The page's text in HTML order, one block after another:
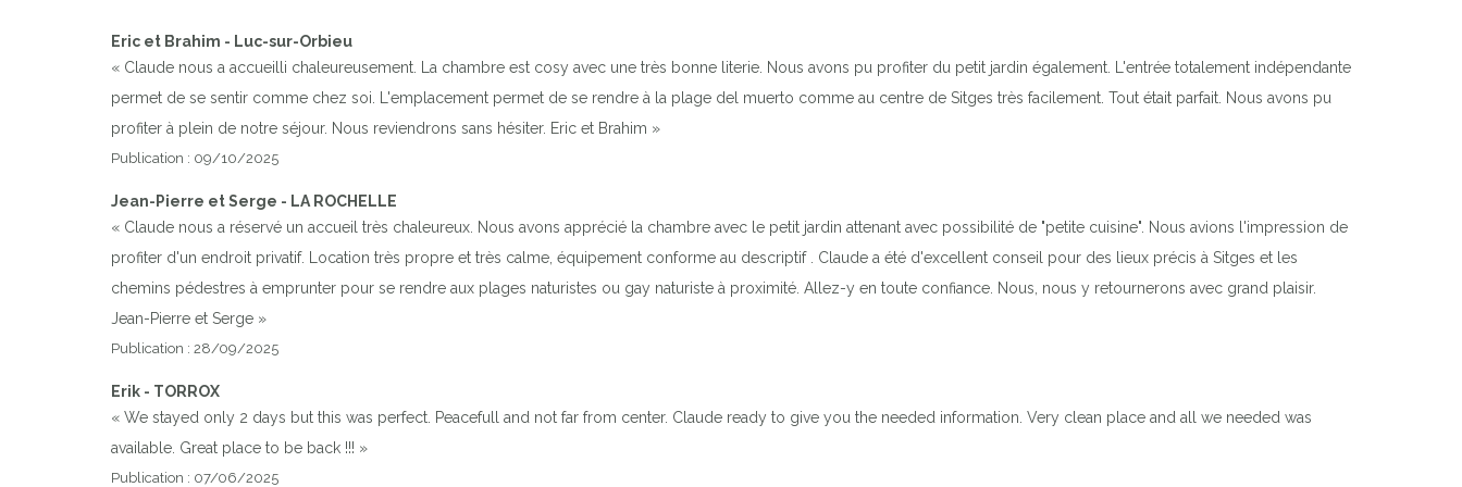
Eric et Brahim - Luc-sur-Orbieu
« Claude nous a accueilli chaleureusement. La chambre est cosy avec une très bonne literie. Nous avons pu profiter du petit jardin également. L'entrée totalement indépendante
permet de se sentir comme chez soi. L'emplacement permet de se rendre à la plage del muerto comme au centre de Sitges très facilement. Tout était parfait. Nous avons pu
profiter à plein de notre séjour. Nous reviendrons sans hésiter. Eric et Brahim »
Publication : 09/10/2025
Jean-Pierre et Serge - LA ROCHELLE
« Claude nous a réservé un accueil très chaleureux. Nous avons apprécié la chambre avec le petit jardin attenant avec possibilité de "petite cuisine". Nous avions l'impression de
profiter d'un endroit privatif. Location très propre et très calme, équipement conforme au descriptif . Claude a été d'excellent conseil pour des lieux précis à Sitges et les
chemins pédestres à emprunter pour se rendre aux plages naturistes ou gay naturiste à proximité. Allez-y en toute confiance. Nous, nous y retournerons avec grand plaisir.
Jean-Pierre et Serge »
Publication : 28/09/2025
Erik - TORROX
« We stayed only 2 days but this was perfect. Peacefull and not far from center. Claude ready to give you the needed information. Very clean place and all we needed was
available. Great place to be back !!! »
Publication : 07/06/2025